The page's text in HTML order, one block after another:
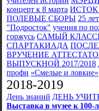
концерт к 8 марта ИСТОК
ПОЛЕВЫЕ СБОРЫ 25
"Подросток" учения по
горжусь САМЫЙ
СПАРТАКИАДА
ВРУЧЕНИЕ
ВЫПУСКНОЙ 2017/2018
профи «Смелые и ловкие»
2018-2019
День знаний ДЕНЬ
Выставка в музее к